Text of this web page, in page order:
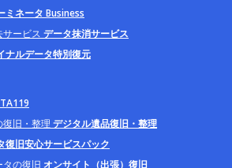
ミネータ Business
ービス データ抹消サービス
ナルデータ特別復元
旧・整理 デジタル遺品復旧・整理
復旧安心サービスパック
の復旧 オンサイト（出張）復旧